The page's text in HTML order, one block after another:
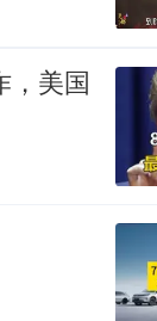
，美国